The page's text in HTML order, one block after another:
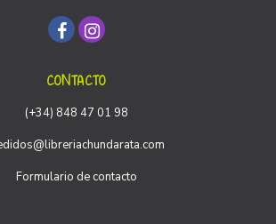
CONTACTO
(+34) 848 47 01 98
Formulario de contacto